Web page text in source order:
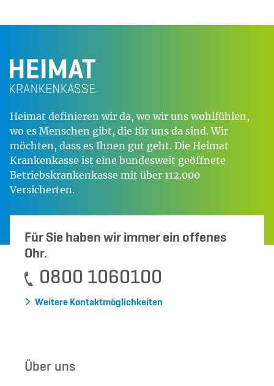
Heimat definieren wir da, wo wir uns wohlfühlen,
wo es Menschen gibt, die für uns da sind. Wir
möchten, dass es Ihnen gut geht. Die Heimat
Krankenkasse ist eine bundesweit geöffnete
Betriebskrankenkasse mit über 112.000
Versicherten.
Für Sie haben wir immer ein offenes
Ohr.
0800 1060100
Weitere Kontaktmöglichkeiten
Über uns